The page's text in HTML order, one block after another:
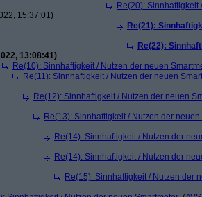
Re(20): Sinnhaftigkeit
15:37:01)
Re(21):
Re(22):
13:08:41)
Re(10): Sinnhaftigkeit / Nutzen der neuen
Re(11): Sinnhaftigkeit / Nutzen der neuen
Re(12): Sinnhaftigkeit / Nutzen der neuen
Re(13): Sinnhaftigkeit / Nutzen der neuen
Re(14): Sinnhaftigkeit / Nutzen der
Re(14): Sinnhaftigkeit / Nutzen der
Re(15): Sinnhaftigkeit / Nutzen der